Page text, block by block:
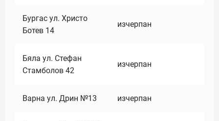
Бургас ул. Христо
Ботев 14
изчерпан
Бяла ул. Стефан
Стамболов 42
изчерпан
Варна ул. Дрин №13 изчерпан